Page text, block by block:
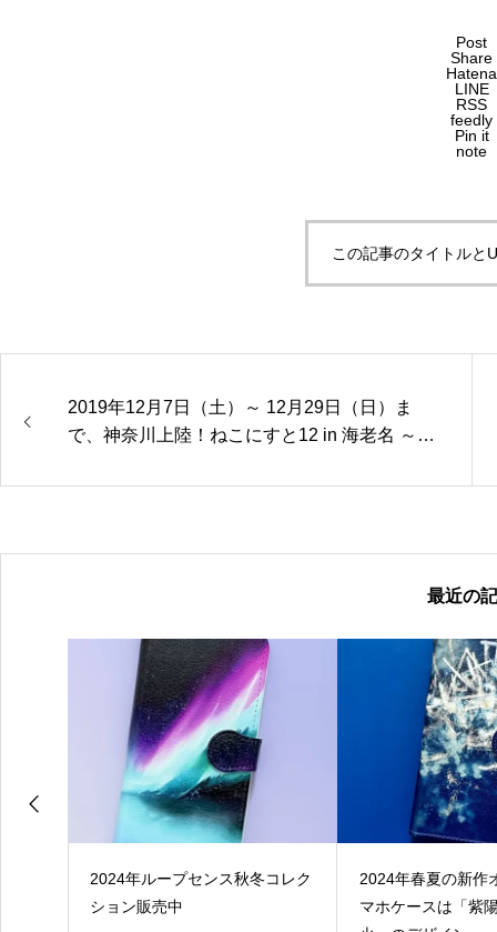
Post
Share
Hatena
LINE
RSS
feedly
Pin it
note
この記事のタイトルと
2019年12月7日（土）～ 12月29日（日）ま
で、神奈川上陸！ねこにすと12 in 海老名 ～海
最近の
2024年ループセンス秋冬コレク
ション販売中
2024年春夏の新作
マホケースは「紫